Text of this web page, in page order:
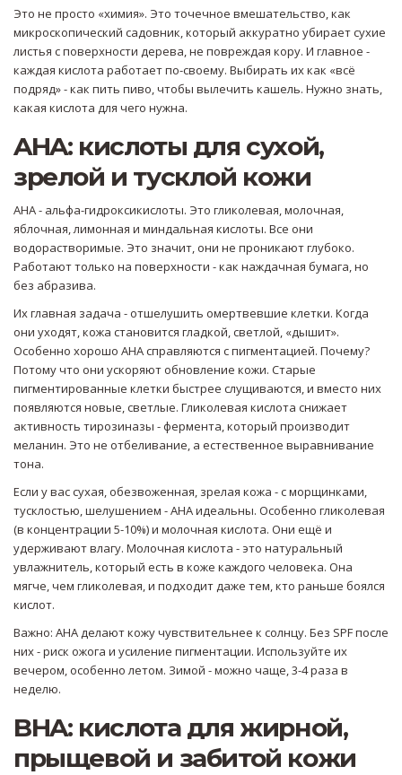
Это не просто «химия». Это точечное вмешательство, как
микроскопический садовник, который аккуратно убирает сухие
листья с поверхности дерева, не повреждая кору. И главное -
каждая кислота работает по-своему. Выбирать их как «всё
подряд» - как пить пиво, чтобы вылечить кашель. Нужно знать,
какая кислота для чего нужна.
AHA: кислоты для сухой,
зрелой и тусклой кожи
AHA - альфа-гидроксикислоты. Это гликолевая, молочная,
яблочная, лимонная и миндальная кислоты. Все они
водорастворимые. Это значит, они не проникают глубоко.
Работают только на поверхности - как наждачная бумага, но
без абразива.
Их главная задача - отшелушить омертвевшие клетки. Когда
они уходят, кожа становится гладкой, светлой, «дышит».
Особенно хорошо AHA справляются с пигментацией. Почему?
Потому что они ускоряют обновление кожи. Старые
пигментированные клетки быстрее слущиваются, и вместо них
появляются новые, светлые. Гликолевая кислота снижает
активность тирозиназы - фермента, который производит
меланин. Это не отбеливание, а естественное выравнивание
тона.
Если у вас сухая, обезвоженная, зрелая кожа - с морщинками,
тусклостью, шелушением - AHA идеальны. Особенно гликолевая
(в концентрации 5-10%) и молочная кислота. Они ещё и
удерживают влагу. Молочная кислота - это натуральный
увлажнитель, который есть в коже каждого человека. Она
мягче, чем гликолевая, и подходит даже тем, кто раньше боялся
кислот.
Важно: AHA делают кожу чувствительнее к солнцу. Без SPF после
них - риск ожога и усиление пигментации. Используйте их
вечером, особенно летом. Зимой - можно чаще, 3-4 раза в
неделю.
BHA: кислота для жирной,
прыщевой и забитой кожи